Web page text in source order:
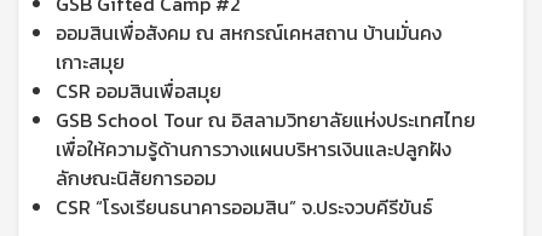
ออมสินเพื่อสังคม ณ สหกรณ์เคหสถาน บ้านมั่นคง
เกาะสมุย
CSR ออมสินเพื่อสมุย
GSB School Tour ณ อิสลามวิทยาลัยแห่งประเทศไทย
เพื่อให้ความรู้ด้านการวางแผนบริหารเงินและปลูกฝัง
ลักษณะนิสัยการออม
CSR “โรงเรียนธนาคารออมสิน” จ.ประจวบคีรีขันธ์